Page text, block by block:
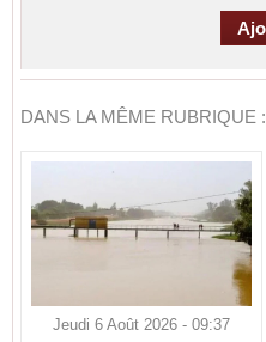
DANS LA MÊME RUBRIQUE :
Jeudi 6 Août 2026 - 09:37